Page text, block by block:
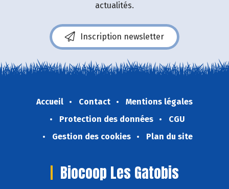
actualités.
Inscription newsletter
Accueil Contact
Mentions légales
Protection des données
CGU
Gestion des cookies
Plan du site
Biocoop Les Gatobis